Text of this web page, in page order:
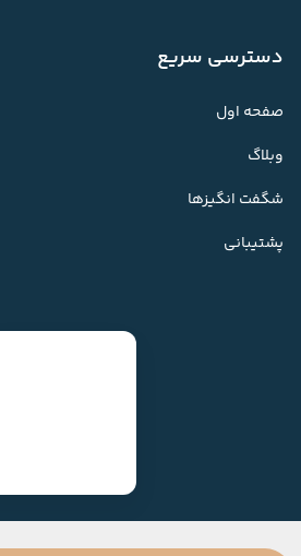
دسترسی سریع
صفحه اول
وبلاگ
شگفت انگیزها
پشتیبانی